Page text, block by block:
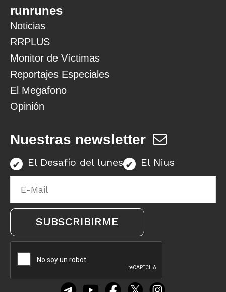
runrunes
Noticias
RRPLUS
Monitor de Víctimas
Reportajes Especiales
El Megafono
Opinión
Nuestras newsletter
El Desafío del lunes El Nius